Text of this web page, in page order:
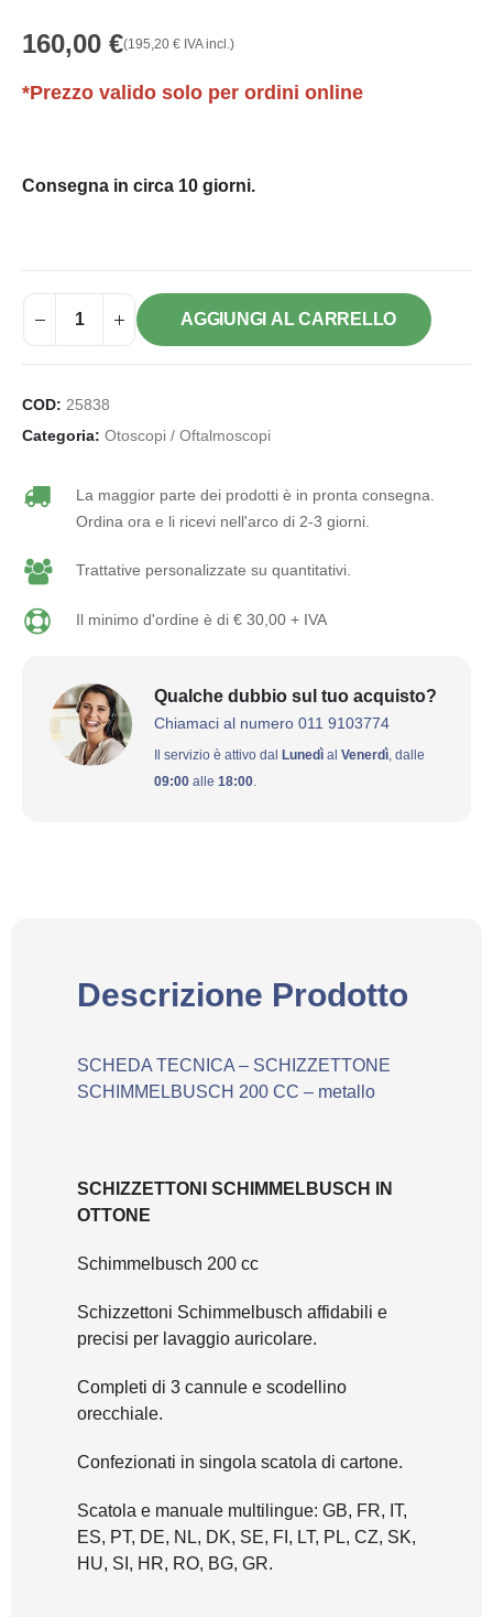
160,00 €(195,20 € IVA incl.)
*Prezzo valido solo per ordini online
Consegna in circa 10 giorni.
AGGIUNGI AL CARRELLO
COD: 25838
Categoria: Otoscopi / Oftalmoscopi
La maggior parte dei prodotti è in pronta consegna.
Ordina ora e li ricevi nell'arco di 2-3 giorni.
Trattative personalizzate su quantitativi.
Il minimo d'ordine è di € 30,00 + IVA
Qualche dubbio sul tuo acquisto?
Chiamaci al numero 011 9103774
Il servizio è attivo dal Lunedì al Venerdì , dalle
09:00 alle 18:00
Descrizione Prodotto
SCHEDA TECNICA – SCHIZZETTONE
SCHIMMELBUSCH 200 CC – metallo
SCHIZZETTONI SCHIMMELBUSCH IN
OTTONE
Schimmelbusch 200 cc
Schizzettoni Schimmelbusch affidabili e
precisi per lavaggio auricolare.
Completi di 3 cannule e scodellino
orecchiale.
Confezionati in singola scatola di cartone.
Scatola e manuale multilingue: GB, FR, IT,
ES, PT, DE, NL, DK, SE, FI, LT, PL, CZ, SK,
HU, SI, HR, RO, BG, GR.